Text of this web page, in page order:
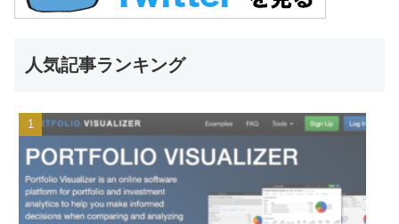
人気記事ランキング